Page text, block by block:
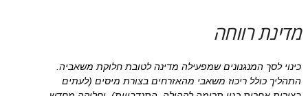
מדינת רווחה
כינוי לסך המנגנונים שמפעילה מדינה לטובת חלוקת משאביה.
התהליך כולל ריכוז משאבי מהאזרחים בצורת מיסים (לעתים